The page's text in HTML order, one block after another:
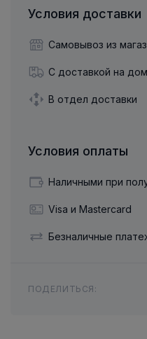
Условия доставки
Самовывоз из
С доставкой на дом
В отдел доставки
Условия оплаты
Наличными при
Visa и Mastercard
Безналичные
ПОДЕЛИТЬСЯ: